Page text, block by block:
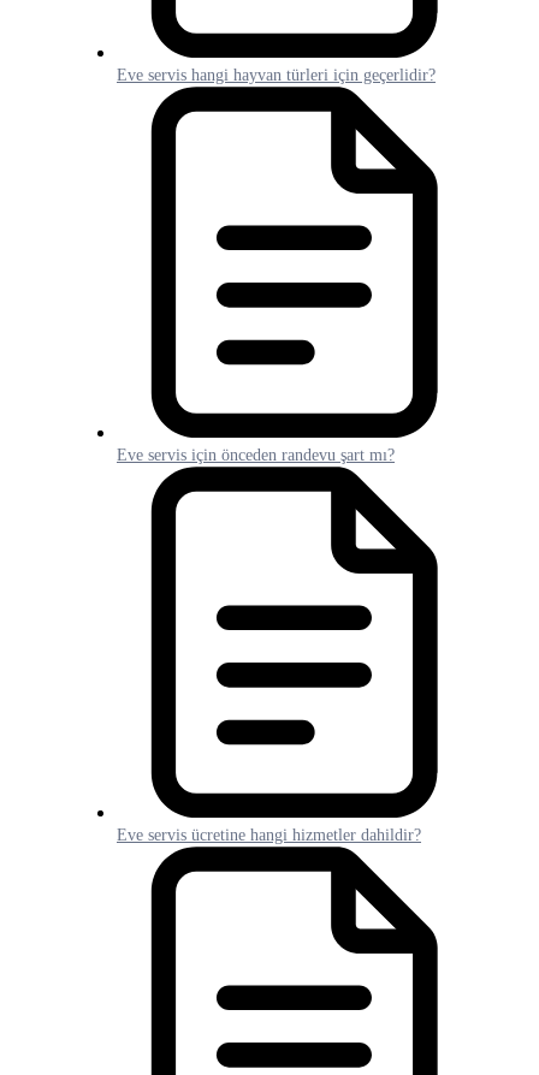
Eve servis hangi hayvan türleri için geçerlidir?
Eve servis için önceden randevu şart mı?
Eve servis ücretine hangi hizmetler dahildir?